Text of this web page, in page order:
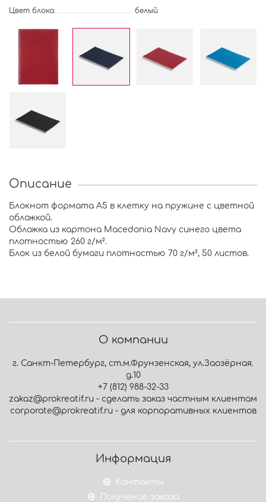
Цвет блока:
белый
Описание
Блокнот формата А5 в клетку на пружине с цветной
обложкой.
Обложка из картона Macedonia Navy синего цвета
плотностью 260 г/м².
Блок из белой бумаги плотностью 70 г/м², 50 листов.
О компании
г. Санкт-Петербург, ст.м.Фрунзенская, ул.Заозёрная.
д.10
+7 (812) 988-32-33
zakaz@prokreatif.ru - сделать заказ частным клиентам
corporate@prokreatif.ru - для корпоративных клиентов
Информация
Контакты
Получение заказа